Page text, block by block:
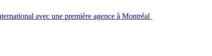
avec une première agence à Montréal